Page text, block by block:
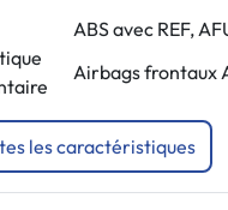
ABS avec REF,
Airbags frontaux
les caractéristiques